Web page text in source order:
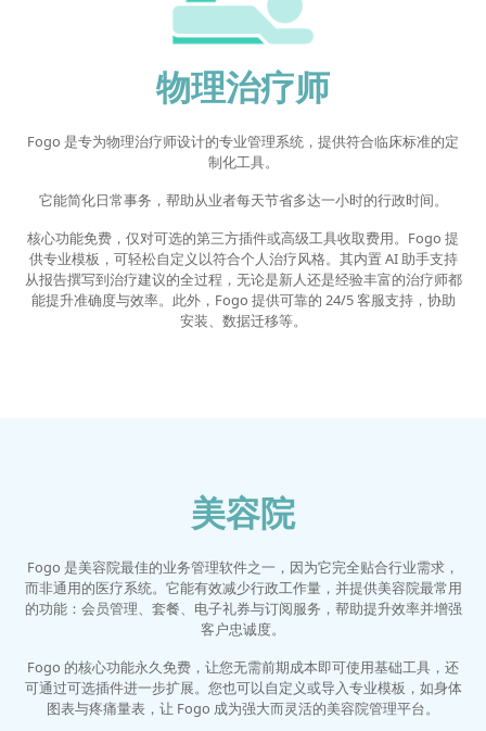
物理治疗师
Fogo 是专为物理治疗师设计的专业管理系统，提供符合临床标准的定
制化工具。
它能简化日常事务，帮助从业者每天节省多达一小时的行政时间。
核心功能免费，仅对可选的第三方插件或高级工具收取费用。Fogo 提
供专业模板，可轻松自定义以符合个人治疗风格。其内置 AI 助手支持
从报告撰写到治疗建议的全过程，无论是新人还是经验丰富的治疗师都
能提升准确度与效率。此外，Fogo 提供可靠的 24/5 客服支持，协助
安装、数据迁移等。
美容院
Fogo 是美容院最佳的业务管理软件之一，因为它完全贴合行业需求，
而非通用的医疗系统。它能有效减少行政工作量，并提供美容院最常用
的功能：会员管理、套餐、电子礼券与订阅服务，帮助提升效率并增强
客户忠诚度。
Fogo 的核心功能永久免费，让您无需前期成本即可使用基础工具，还
可通过可选插件进一步扩展。您也可以自定义或导入专业模板，如身体
图表与疼痛量表，让 Fogo 成为强大而灵活的美容院管理平台。